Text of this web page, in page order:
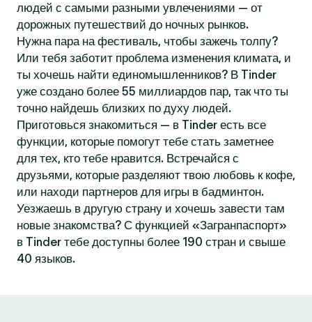
людей с самыми разными увлечениями — от
дорожных путешествий до ночных рынков.
Нужна пара на фестиваль, чтобы зажечь толпу?
Или тебя заботит проблема изменения климата, и
ты хочешь найти единомышленников? В Tinder
уже создано более 55 миллиардов пар, так что ты
точно найдешь близких по духу людей.
Приготовься знакомиться — в Tinder есть все
функции, которые помогут тебе стать заметнее
для тех, кто тебе нравится. Встречайся с
друзьями, которые разделяют твою любовь к кофе,
или находи партнеров для игры в бадминтон.
Уезжаешь в другую страну и хочешь завести там
новые знакомства? С функцией «Загранпаспорт»
в Tinder тебе доступны более 190 стран и свыше
40 языков.